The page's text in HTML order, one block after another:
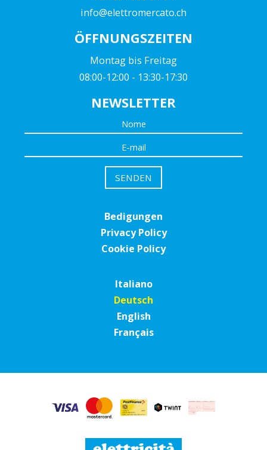
info@elettromercato.ch
ÖFFNUNGSZEITEN
Montag bis Freitag
08:00-12:00 - 13:30-17:30
NEWSLETTER
Bedigungen
Privacy Policy
Cookie Policy
Italiano
Deutsch
English
Français